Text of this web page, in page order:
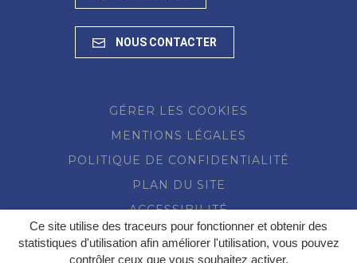
Ce site utilise des traceurs pour fonctionner et obtenir des
statistiques d'utilisation afin améliorer l'utilisation, vous pouvez
contrôler ceux que vous souhaitez activer.
NOUS CONTACTER
GÉRER LES COOKIES
MENTIONS LÉGALES
POLITIQUE DE CONFIDENTIALITÉ
PLAN DU SITE
ACCESSIBILITÉ